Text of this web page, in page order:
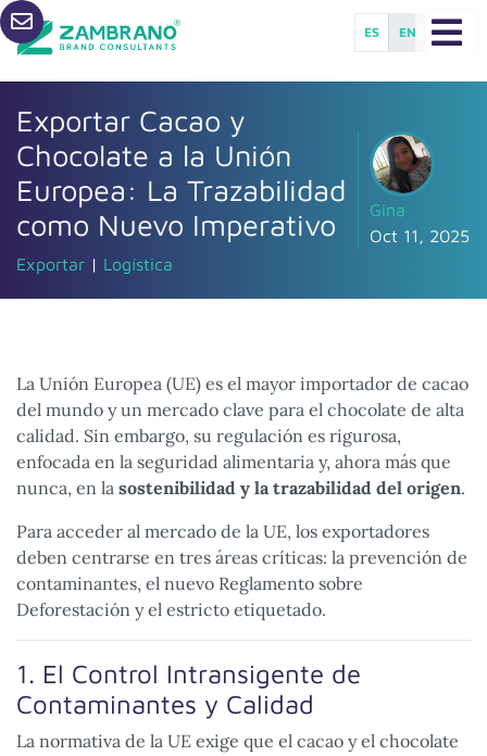
EN
ES
Exportar Cacao y
Chocolate a la Unión
Europea: La Trazabilidad
como Nuevo Imperativo
Exportar | Logística
Gina
Oct 11, 2025
La Unión Europea (UE) es el mayor importador de cacao
del mundo y un mercado clave para el chocolate de alta
calidad. Sin embargo, su regulación es rigurosa,
enfocada en la seguridad alimentaria y, ahora más que
nunca, en la sostenibilidad y la trazabilidad del origen.
Para acceder al mercado de la UE, los exportadores
deben centrarse en tres áreas críticas: la prevención de
contaminantes, el nuevo Reglamento sobre
Deforestación y el estricto etiquetado.
1. El Control Intransigente de
Contaminantes y Calidad
La normativa de la UE exige que el cacao y el chocolate